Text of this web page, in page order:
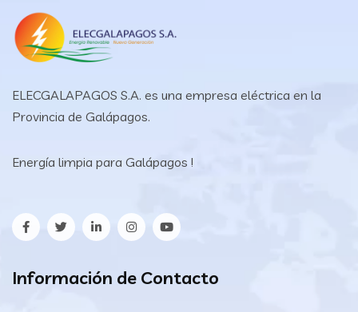
ELECGALAPAGOS S.A. es una empresa eléctrica en la
Provincia de Galápagos.
Energía limpia para Galápagos !
Información de Contacto